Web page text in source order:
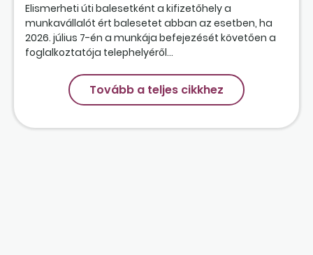
Elismerheti úti balesetként a kifizetőhely a
munkavállalót ért balesetet abban az esetben, ha
2026. július 7-én a munkája befejezését követően a
foglalkoztatója telephelyéről...
Tovább a teljes cikkhez